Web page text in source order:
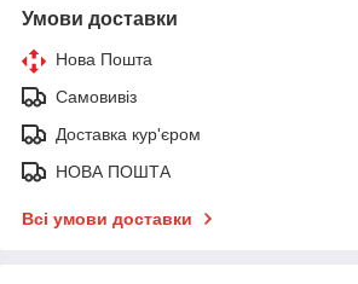
Умови доставки
Нова Пошта
Самовивіз
Доставка кур'єром
НОВА ПОШТА
Всі умови доставки